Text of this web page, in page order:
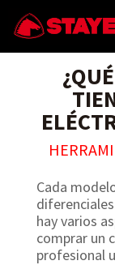
Cada
hay varios
comprar un
profesional